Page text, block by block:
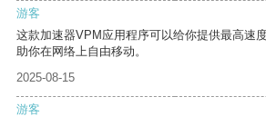
游客
这款加速器VPM应用程序可以给你提供最高速
助你在网络上自由移动。
2025-08-15
游客